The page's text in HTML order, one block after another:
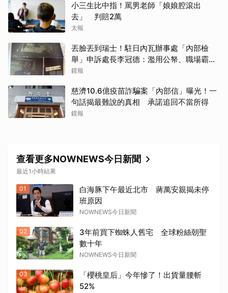
小三生比中指！罵男老師「娘娘腔滾出
去」 判賠2萬
太報
丟臉丟到瑞士！駐日內瓦辦事處「內部檢
舉」申訴處長李冠德：濫用公帑、職場霸
凌、超速仔拒繳罰單 外交部要查了
鏡報
慈濟10.6億疫苗詐騙案「內部信」曝光！一
句話揭最難說的真相 承諾追回不當所得
鏡報
查看更多NOWNEWS今日新聞
最近1小時結果
01
白海豚下午最近北市 蔣萬安親揭未停
班原因
NOWNEWS今日新聞
02
3年前買下蜘蛛人舊宅 全球粉絲朝聖
數十年
NOWNEWS今日新聞
03
「櫻桃皇后」今年慘了！出貨量腰斬
52%